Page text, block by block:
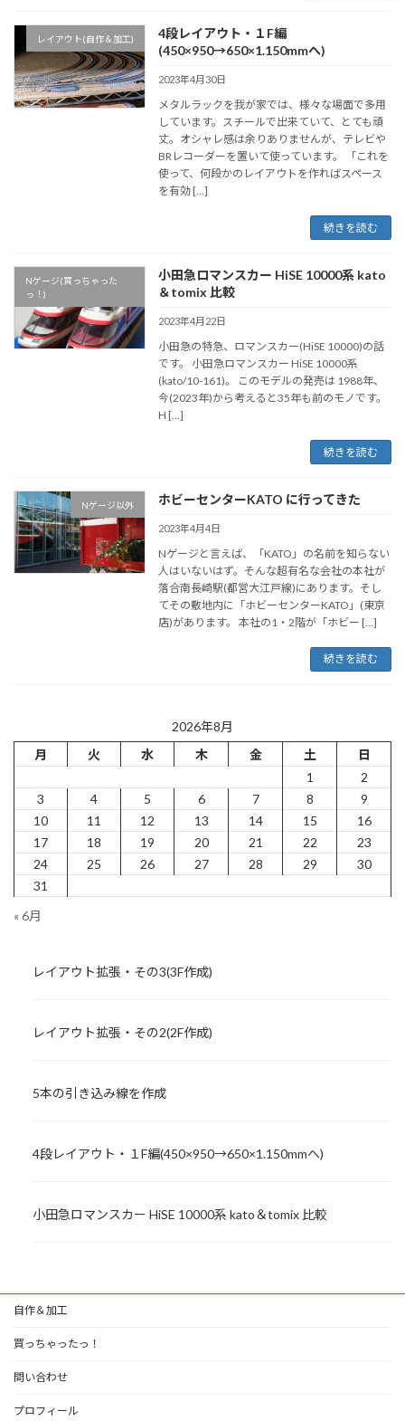
レイアウト(自作＆加工)
4段レイアウト・１F編
(450×950→650×1.150mmへ)
2023年4月30日
メタルラックを我が家では、様々な場面で多用
しています。スチールで出来ていて、とても頑
丈。オシャレ感は余りありませんが、テレビや
BRレコーダーを置いて使っています。 「これを
使って、何段かのレイアウトを作ればスペース
を有効 […]
続きを読む
Nゲージ(買っちゃった
っ！)
小田急ロマンスカー HiSE 10000系 kato
＆tomix 比較
2023年4月22日
小田急の特急、ロマンスカー(HiSE 10000)の話
です。 小田急ロマンスカー HiSE 10000系
(kato/10-161)。 このモデルの発売は 1988年、
今(2023年)から考えると35年も前のモノです。
H […]
続きを読む
Nゲージ以外 ホビーセンターKATO に行ってきた
2023年4月4日
Nゲージと言えば、「KATO」の名前を知らない
人はいないはず。そんな超有名な会社の本社が
落合南長崎駅(都営大江戸線)にあります。そし
てその敷地内に「ホビーセンターKATO」(東京
店)があります。 本社の1・2階が「ホビー […]
続きを読む
2026年8月
月
火 水 木 金 土
日
1
2
3
4 5 6 7 8
9
10
11 12 13 14 15
16
17
18 19 20 21 22
23
24
25 26 27 28 29
30
31
« 6月
レイアウト拡張・その3(3F作成)
レイアウト拡張・その2(2F作成)
5本の引き込み線を作成
4段レイアウト・１F編(450×950→650×1.150mmへ)
小田急ロマンスカー HiSE 10000系 kato＆tomix 比較
自作＆加工
買っちゃったっ！
問い合わせ
プロフィール